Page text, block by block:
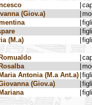
(Giov.a)
(M.a)
Antonia (M.a Ant.a)
(Giov.a)